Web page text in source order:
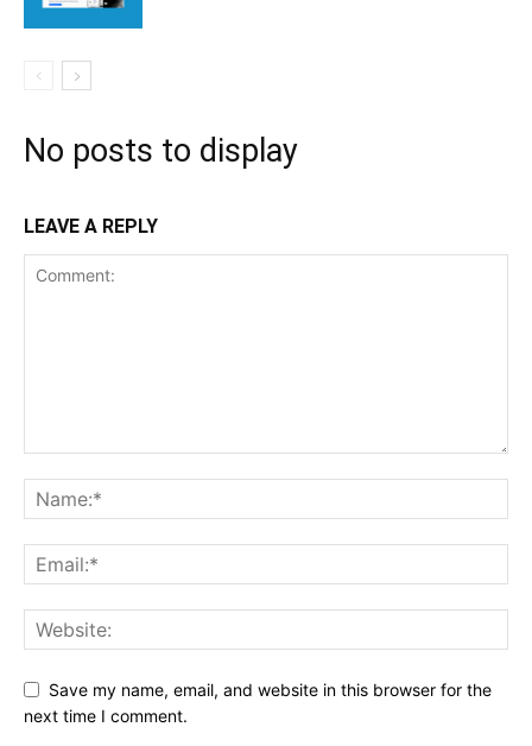
No posts to display
LEAVE A REPLY
Save my name, email, and website in this browser for the
next time I comment.